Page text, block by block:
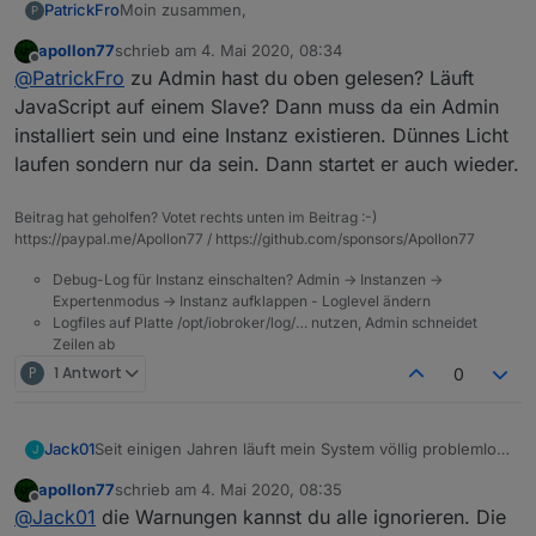
P PatrickFroMoin zusammen,
gestern habe ich Admin+ JavaScript + Web
aktualisiert. Es lief danach alles.
Heute wollte ich den Rest aktualisieren, es wird
aber nichts mehr angezeigt, was noch ein Update
erhalten sollte:
Was mich aber deutlich stärker stört ist das
JavaScript seit heute nicht mehr grün wird und
Wie bekomme ich Javascript wieder zum Laufen?
Offline
apollon77schrieb am 4. Mai 2020, 08:34
zuletzt editiert von
@PatrickFro zu Admin hast du oben gelesen? Läuft
JavaScript auf einem Slave? Dann muss da ein Admin
installiert sein und eine Instanz existieren. Dünnes Licht
laufen sondern nur da sein. Dann startet er auch wieder.
Beitrag hat geholfen? Votet rechts unten im Beitrag :-)
https://paypal.me/Apollon77 / https://github.com/sponsors/Apollon77
Debug-Log für Instanz einschalten? Admin -> Instanzen ->
Expertenmodus -> Instanz aufklappen - Loglevel ändern
Logfiles auf Platte /opt/iobroker/log/… nutzen, Admin schneidet
Zeilen ab
P 1 Antwort 0
J Jack01Seit einigen Jahren läuft mein System völlig problemlos
Betriebssystem linux
Geschwindigkeit 900 MHz
Jetzt habe ich mutiger Weise das System auf die
aktuellen Adapter upgegraded.
Offline
apollon77schrieb am 4. Mai 2020, 08:35
zuletzt editiert von
@Jack01 die Warnungen kannst du alle ignorieren. Die